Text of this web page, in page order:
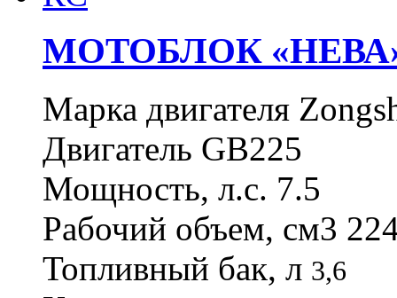
МОТОБЛОК
Марка двигателя
Двигатель GB225
Мощность, л.с. 7.5
Рабочий объем, см3
Топливный бак, л 3,6